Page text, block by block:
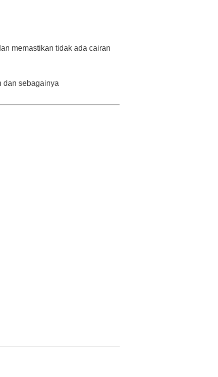
memastikan tidak ada cairan
dan sebagainya